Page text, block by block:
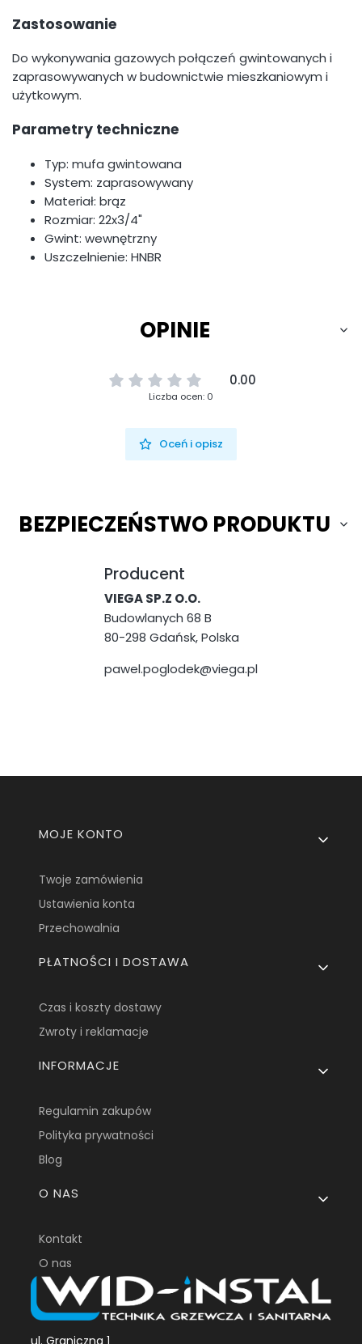
Zastosowanie
Do wykonywania gazowych połączeń gwintowanych i
zaprasowywanych w budownictwie mieszkaniowym i
użytkowym.
Parametry techniczne
Typ: mufa gwintowana
System: zaprasowywany
Materiał: brąz
Rozmiar: 22x3/4"
Gwint: wewnętrzny
Uszczelnienie: HNBR
OPINIE
0.00
Liczba ocen: 0
Oceń i opisz
BEZPIECZEŃSTWO PRODUKTU
Producent
VIEGA SP.Z O.O.
Budowlanych 68 B
80-298 Gdańsk, Polska
pawel.poglodek@viega.pl
Linki w stopce
MOJE KONTO
Twoje zamówienia
Ustawienia konta
Przechowalnia
PŁATNOŚCI I DOSTAWA
Czas i koszty dostawy
Zwroty i reklamacje
INFORMACJE
Regulamin zakupów
Polityka prywatności
Blog
O NAS
Kontakt
O nas
ul. Graniczna 1